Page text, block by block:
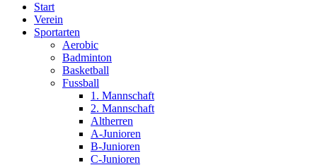
Start
Verein
Sportarten
Aerobic
Badminton
Basketball
Fussball
1. Mannschaft
2. Mannschaft
Altherren
A-Junioren
B-Junioren
C-Junioren